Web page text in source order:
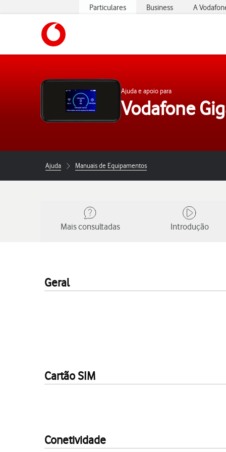
Particulares Business A
Ajuda e apoio para
Vodafone
Ajuda Manuais de Equipamentos
Mais consultadas Introdução
Geral
Cartão SIM
Conetividade